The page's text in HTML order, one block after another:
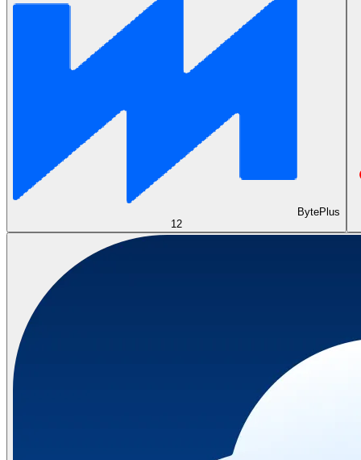
BytePlus
12